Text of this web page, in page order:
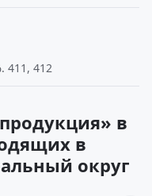
411, 412
в
в
округ